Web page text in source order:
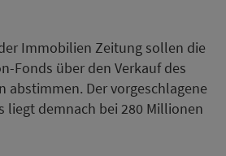
Immobilien Zeitung sollen die
Fonds über den Verkauf des
abstimmen. Der vorgeschlagene
liegt demnach bei 280 Millionen